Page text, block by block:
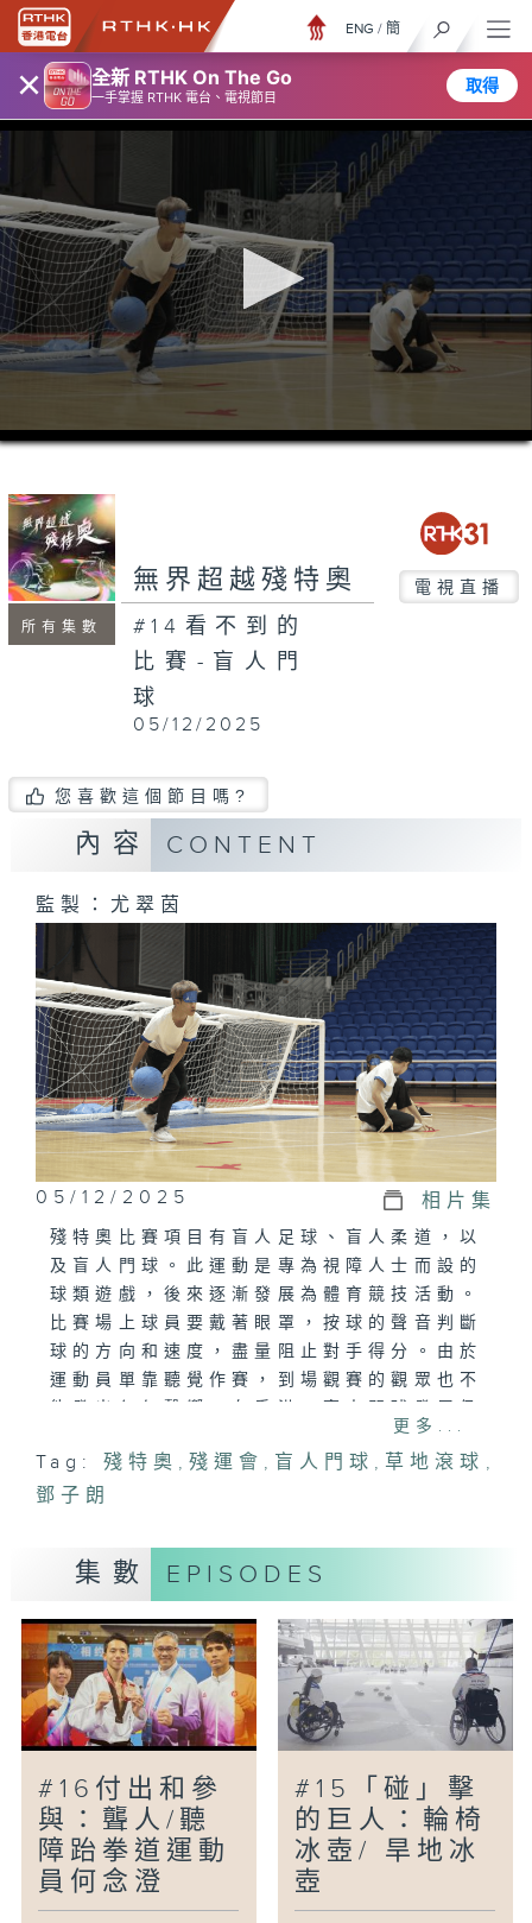
× 全新 RTHK On The Go
一手掌握 RTHK 電台、電視節目
取得
ENG / 簡
0
seconds
minutes,
7
seconds
所有集數
無界超越殘特奧 電視直播
#14看不到的
比賽-盲人門
球
05/12/2025
您喜歡這個節目嗎?
內容 CONTENT
監製：尤翠茵
05/12/2025 相片集
殘特奧比賽項目有盲人足球、盲人柔道，以
及盲人門球。此運動是專為視障人士而設的
球類遊戲，後來逐漸發展為體育競技活動。
比賽場上球員要戴著眼罩，按球的聲音判斷
球的方向和速度，盡量阻止對手得分。由於
運動員單靠聽覺作賽，到場觀賽的觀眾也不
屬起步階段，但熱愛此運動的侯仲銘認為這
是盲人運動中少有的「隊制運動」，健視人
士亦能一同體驗，有助推動共融。
視障運動員鄧子朗今集亦會參與體驗盲人門
球，主持鄭沛彣Mary、温嘉希Wimmy、
會一同參與。本身是草地滾球全職運動員的
子朗，對未來有甚麼期望？
《拼搏無界限》環節會介紹廣東省盲人足
球。
更多...
Tag: 殘特奧 , 殘運會 , 盲人門球 , 草地滾球 ,
鄧子朗
集數 EPISODES
#16付出和參
與：聾人/聽
障跆拳道運動
員何念澄
#15「碰」擊
的巨人：輪椅
冰壺/ 旱地冰
壺